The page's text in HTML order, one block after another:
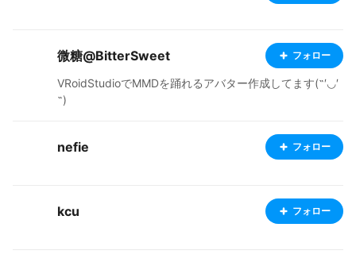
微糖@BitterSweet フォロー
VRoidStudioでMMDを踊れるアバター作成してます(˶′◡′
˶)
nefie フォロー
kcu フォロー